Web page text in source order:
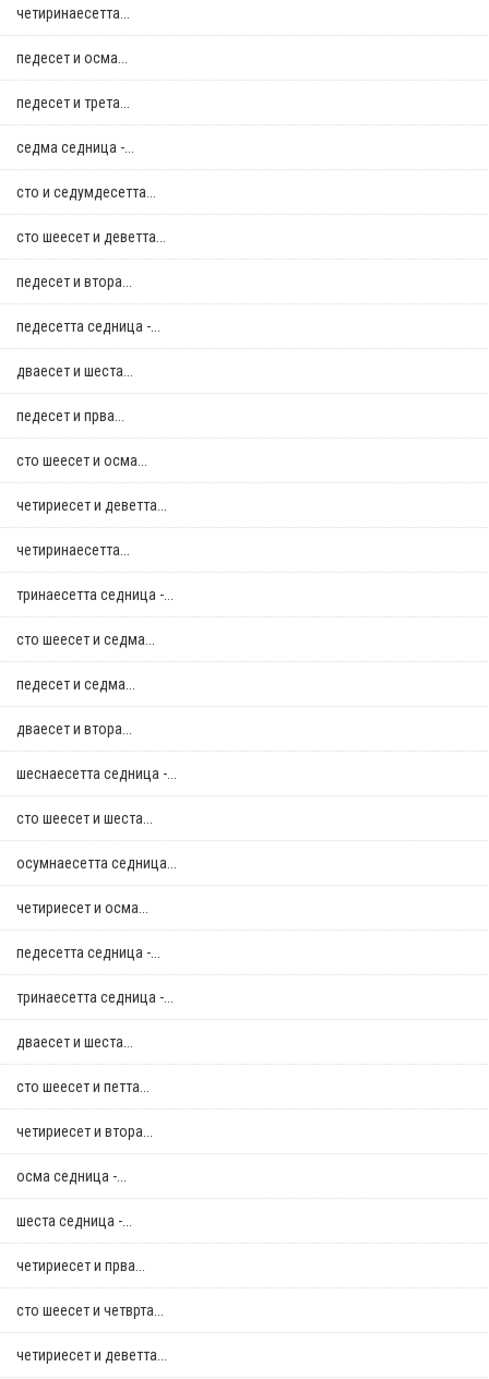
четиринаесетта...
педесет и осма...
педесет и трета...
седма седница -...
сто и седумдесетта...
сто шеесет и деветта...
педесет и втора...
педесетта седница -...
дваесет и шеста...
педесет и прва...
сто шеесет и осма...
четириесет и деветта...
четиринаесетта...
тринаесетта седница -...
сто шеесет и седма...
педесет и седма...
дваесет и втора...
шеснаесетта седница -...
сто шеесет и шеста...
осумнaесетта седница...
четириесет и осма...
педесетта седница -...
тринаесетта седница -...
дваесет и шеста...
сто шеесет и петта...
четириесет и втора...
осма седница -...
шеста седница -...
четириесет и прва...
сто шеесет и четврта...
четириесет и деветта...